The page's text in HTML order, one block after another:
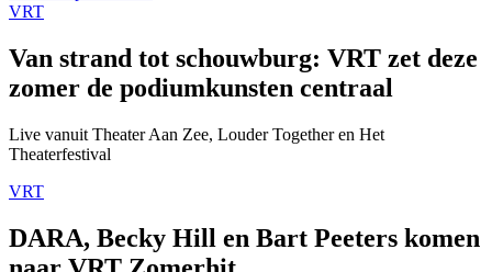
VRT
Van strand tot schouwburg: VRT zet deze
zomer de podiumkunsten centraal
Live vanuit Theater Aan Zee, Louder Together en Het
Theaterfestival
VRT
DARA, Becky Hill en Bart Peeters komen